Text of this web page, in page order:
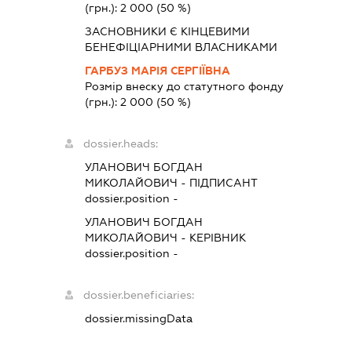
(грн.): 2 000 (50 %)
ЗАСНОВНИКИ Є КІНЦЕВИМИ
БЕНЕФІЦІАРНИМИ ВЛАСНИКАМИ
ГАРБУЗ МАРІЯ СЕРГІЇВНА
Розмір внеску до статутного фонду
(грн.): 2 000 (50 %)
dossier.heads:
УЛАНОВИЧ БОГДАН
МИКОЛАЙОВИЧ - ПІДПИСАНТ
dossier.position -
УЛАНОВИЧ БОГДАН
МИКОЛАЙОВИЧ - КЕРІВНИК
dossier.position -
dossier.beneficiaries:
dossier.missingData